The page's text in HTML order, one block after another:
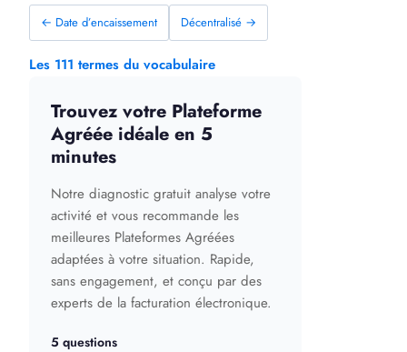
← Date d’encaissement Décentralisé →
Les 111 termes du vocabulaire
Trouvez votre Plateforme
Agréée idéale en 5
minutes
Notre diagnostic gratuit analyse votre
activité et vous recommande les
meilleures Plateformes Agréées
adaptées à votre situation. Rapide,
sans engagement, et conçu par des
experts de la facturation électronique.
5 questions